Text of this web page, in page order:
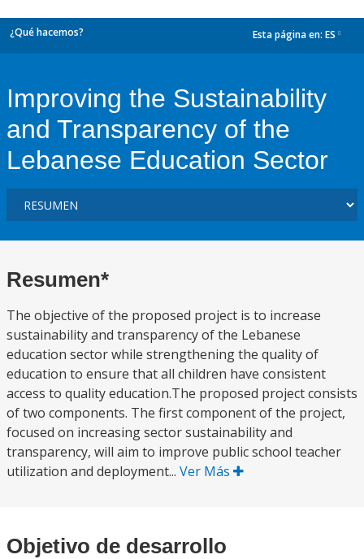
¿Qué hacemos? Esta página en: ES
Improving the Sustainability
and Transparency of the
Lebanese Education Sector
Resumen*
The objective of the proposed project is to increase
sustainability and transparency of the Lebanese
education sector while strengthening the quality of
education to ensure that all children have consistent
access to quality education.The proposed project consists
of two components. The first component of the project,
focused on increasing sector sustainability and
transparency, will aim to improve public school teacher
utilization and deployment... Ver Más
Objetivo de desarrollo